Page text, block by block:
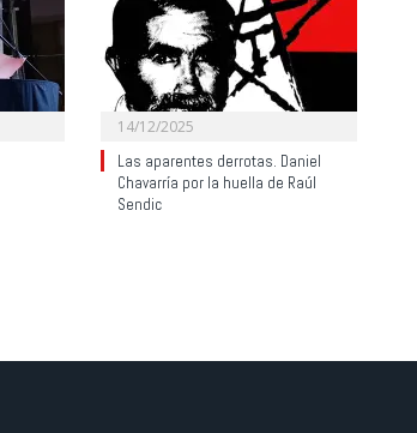
14/12/2025
Las aparentes derrotas. Daniel
Chavarría por la huella de Raúl
Sendic